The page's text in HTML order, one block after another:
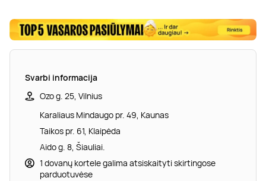
Svarbi informacija
Ozo g. 25, Vilnius
Karaliaus Mindaugo pr. 49, Kaunas
Taikos pr. 61, Klaipėda
Aido g. 8, Šiauliai.
1 dovanų kortele galima atsiskaityti skirtingose
parduotuvėse